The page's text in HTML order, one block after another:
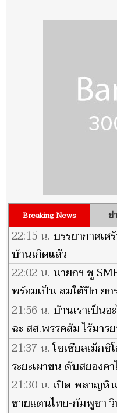
Breaking News ข่
22:15 น. บรรยากาศเศ
บ้านเกิดแล้ว
22:02 น. นายกฯ ชู
พร้อมเป็น ลมใต้ปีก ย
เติบโตยั่งยืน
21:56 น. บ้านเราเป็นอ
ฉะ สส.พรรคส้ม ไร้มาร
เยือนไทย
21:37 น.โซเชียลเม็ก
ระยะเผาขน ดับสยองค
21:30 น. เปิด พลาญหิ
ชายแดนไทย-กัมพูชา วิ